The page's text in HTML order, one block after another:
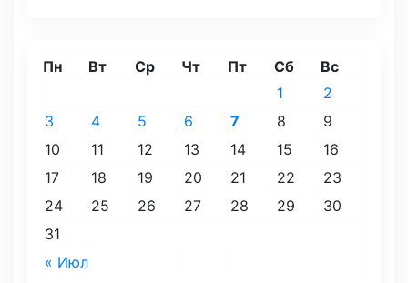
Пн Вт Ср Чт Пт Сб Вс
« Июл
1
2
3
4 5 6 7 8
9
10
11 12 13 14 15
16
17
18 19 20 21 22
23
24
25 26 27 28 29
30
31